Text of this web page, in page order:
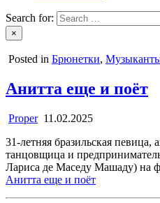
Search for:
×
Posted in Брюнетки,
Анитта еще и поёт
Proper 11.02.2025
31-летняя бразильская певица,
танцовщица и
Лариса де Маседу Машаду) на
Анитта еще и поёт